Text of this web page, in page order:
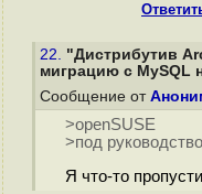
22. "Дистрибутив
миграцию с MySQL
Сообщение от
>openSUSE
>под
Я что-то